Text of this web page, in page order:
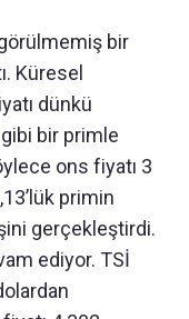
bir
Küresel
dünkü
bir primle
ons fiyatı 3
primin
gerçekleştirdi.
ediyor. TSİ